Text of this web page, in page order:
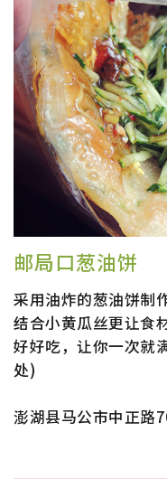
邮局口葱油饼
采用油炸的葱油饼制
结合小黄瓜丝更让食
好好吃，让你一次就
处)
澎湖县马公市中正路